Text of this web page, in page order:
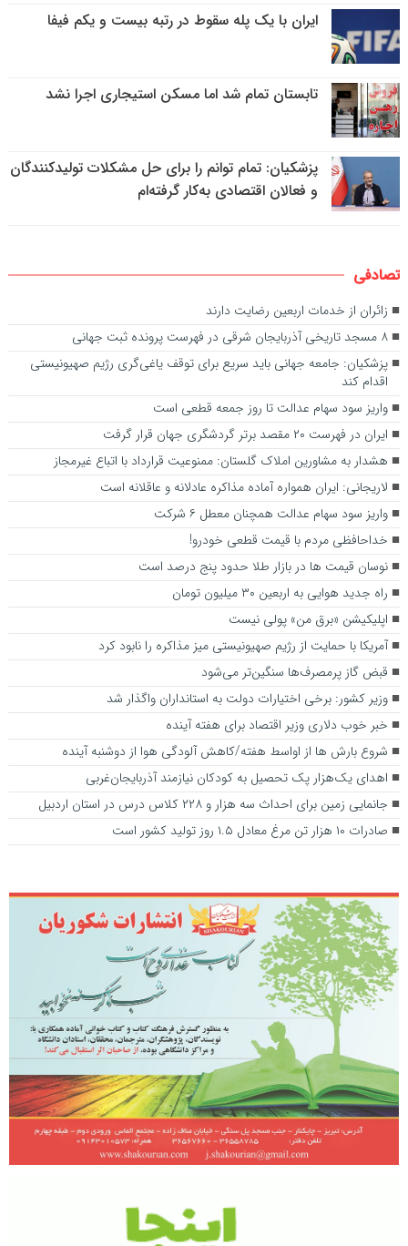
ایران با یک پله سقوط در رتبه بیست و یکم فیفا
تابستان تمام شد اما مسکن استیجاری اجرا نشد
پزشکیان: تمام توانم را برای حل مشکلات تولیدکنندگان
و فعالان اقتصادی به‌کار گرفته‌ام
تصادفی
زائران از خدمات اربعین رضایت دارند
۸ مسجد تاریخی آذربایجان شرقی در فهرست پرونده ثبت جهانی
پزشکیان: جامعه جهانی باید سریع برای توقف یاغی‌گری رژیم صهیونیستی
اقدام کند
واریز سود سهام عدالت تا روز جمعه قطعی است
ایران در فهرست ۲۰ مقصد برتر گردشگری جهان قرار گرفت
هشدار به مشاورین املاک گلستان: ممنوعیت قرارداد با اتباع غیرمجاز
لاریجانی: ایران همواره آماده مذاکره عادلانه و عاقلانه است
واریز سود سهام عدالت همچنان معطل ۶ شرکت
خداحافظی مردم با قیمت قطعی خودرو!
نوسان قیمت ها در بازار طلا حدود پنج درصد است
راه جدید هوایی به اربعین ۳۰ میلیون تومان
اپلیکیشن «برق من» پولی نیست
آمریکا با حمایت از رژیم صهیونیستی میز مذاکره را نابود کرد
قبض گاز پرمصرف‌ها سنگین‌تر می‌شود
وزیر کشور: برخی اختیارات دولت به استانداران واگذار شد
خبر خوب دلاری وزیر اقتصاد برای هفته آینده
شروع بارش ها از اواسط هفته/کاهش آلودگی هوا از دوشنبه آینده
اهدای یک‌هزار پک تحصیل به کودکان نیازمند آذربایجان‌غربی
جانمایی زمین برای احداث سه هزار و ۲۲۸ کلاس درس در استان اردبیل
صادرات ۱۰ هزار تن مرغ معادل ۱.۵ روز تولید کشور است